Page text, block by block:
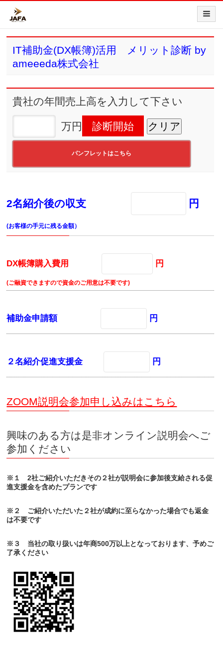
IT補助金(DX帳簿)活用 メリット診断 by
ameeeda株式会社
貴社の年間売上高を入力して下さい
万円
パンフレットはこちら
2名紹介後の収支 円
(お客様の手元に残る金額）
DX帳簿購入費用 円
(ご融資できますので資金のご用意は不要です)
補助金申請額 円
２名紹介促進支援金 円
ZOOM説明会参加申し込みはこちら
興味のある方は是非オンライン説明会へご
参加ください
※１ 2社ご紹介いただきその２社が説明会に参加後支給される促
進支援金を含めたプランです
※２ ご紹介いただいた２社が成約に至らなかった場合でも返金
は不要です
※３ 当社の取り扱いは年商500万以上となっております、予めご
了承ください